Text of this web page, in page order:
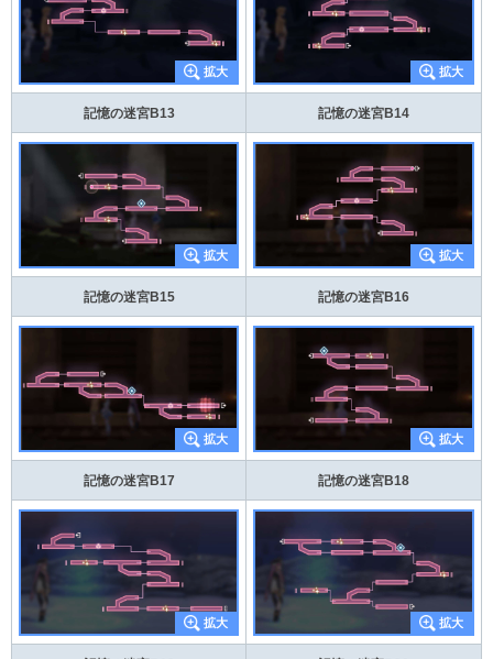
記憶の迷宮B13 記憶の迷宮B14
記憶の迷宮B15 記憶の迷宮B16
記憶の迷宮B17 記憶の迷宮B18